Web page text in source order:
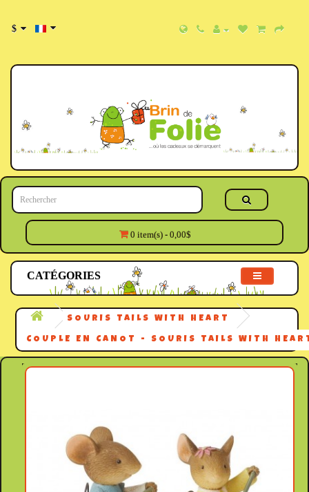
$
0 item(s) - 0,00$
CATÉGORIES
SOURIS TAILS WITH HEART
COUPLE EN CANOT - SOURIS TAILS WITH